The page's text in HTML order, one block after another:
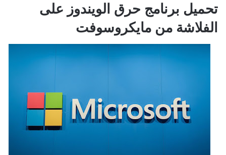
تحميل برنامج حرق الويندوز على
الفلاشة من مايكروسوفت